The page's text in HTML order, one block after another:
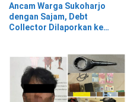
Ancam Warga Sukoharjo
dengan Sajam, Debt
Collector Dilaporkan ke